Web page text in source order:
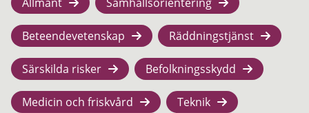
Beteendevetenskap Räddningstjänst
Särskilda risker Befolkningsskydd
Medicin och friskvård Teknik